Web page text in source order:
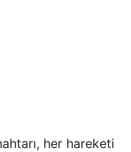
her hareketi